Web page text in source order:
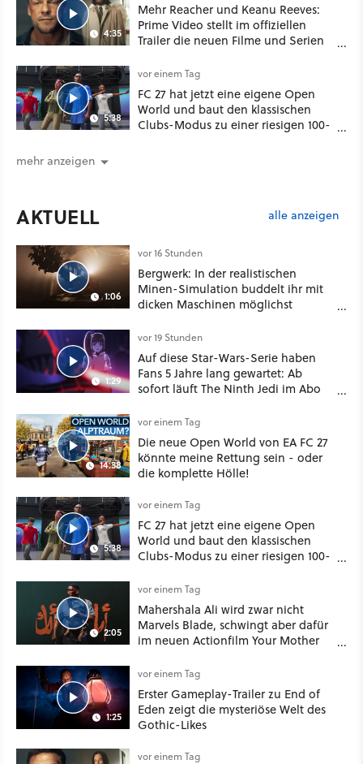
4:35
Mehr Reacher und Keanu Reeves:
Prime Video stellt im offiziellen
Trailer die neuen Filme und Serien
5:38
vor einem Tag
FC 27 hat jetzt eine eigene Open
World und baut den klassischen
Clubs-Modus zu einer riesigen 100-
mehr anzeigen
AKTUELL alle anzeigen
1:06
vor 16 Stunden
Bergwerk: In der realistischen
Minen-Simulation buddelt ihr mit
dicken Maschinen möglichst
1:29
vor 19 Stunden
Auf diese Star-Wars-Serie haben
Fans 5 Jahre lang gewartet: Ab
sofort läuft The Ninth Jedi im Abo
14:38
vor einem Tag
Die neue Open World von EA FC 27
könnte meine Rettung sein - oder
die komplette Hölle!
5:38
vor einem Tag
FC 27 hat jetzt eine eigene Open
World und baut den klassischen
Clubs-Modus zu einer riesigen 100-
2:05
vor einem Tag
Mahershala Ali wird zwar nicht
Marvels Blade, schwingt aber dafür
im neuen Actionfilm Your Mother
Schwert
1:25
vor einem Tag
Erster Gameplay-Trailer zu End of
Eden zeigt die mysteriöse Welt des
Gothic-Likes
vor einem Tag